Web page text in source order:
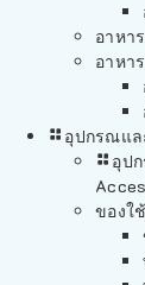
อาหา
อาหา
อุปกรณแ
อุป
ของใ